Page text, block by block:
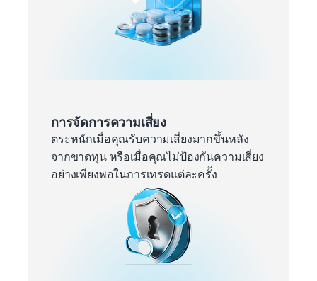
การจัดการความเสี่ยง
ตระหนักเมื่อคุณรับความเสี่ยงมากขึ้นหลัง
จากขาดทุน หรือเมื่อคุณไม่ป้องกันความเสี่ยง
อย่างเพียงพอในการเทรดแต่ละครั้ง